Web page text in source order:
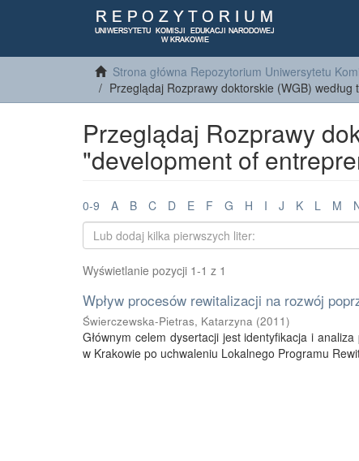
Strona główna Repozytorium Uniwersytetu
Przeglądaj Rozprawy doktorskie (WGB) według
Przeglądaj Rozprawy
"development of
0-9 A B C D E F G H I J K L M
Wyświetlanie pozycji 1-1 z 1
Wpływ procesów rewitalizacji na rozwój
Świerczewska-Pietras, Katarzyna (2011)
Głównym celem dysertacji jest identyfikacja i
w Krakowie po uchwaleniu Lokalnego Programu